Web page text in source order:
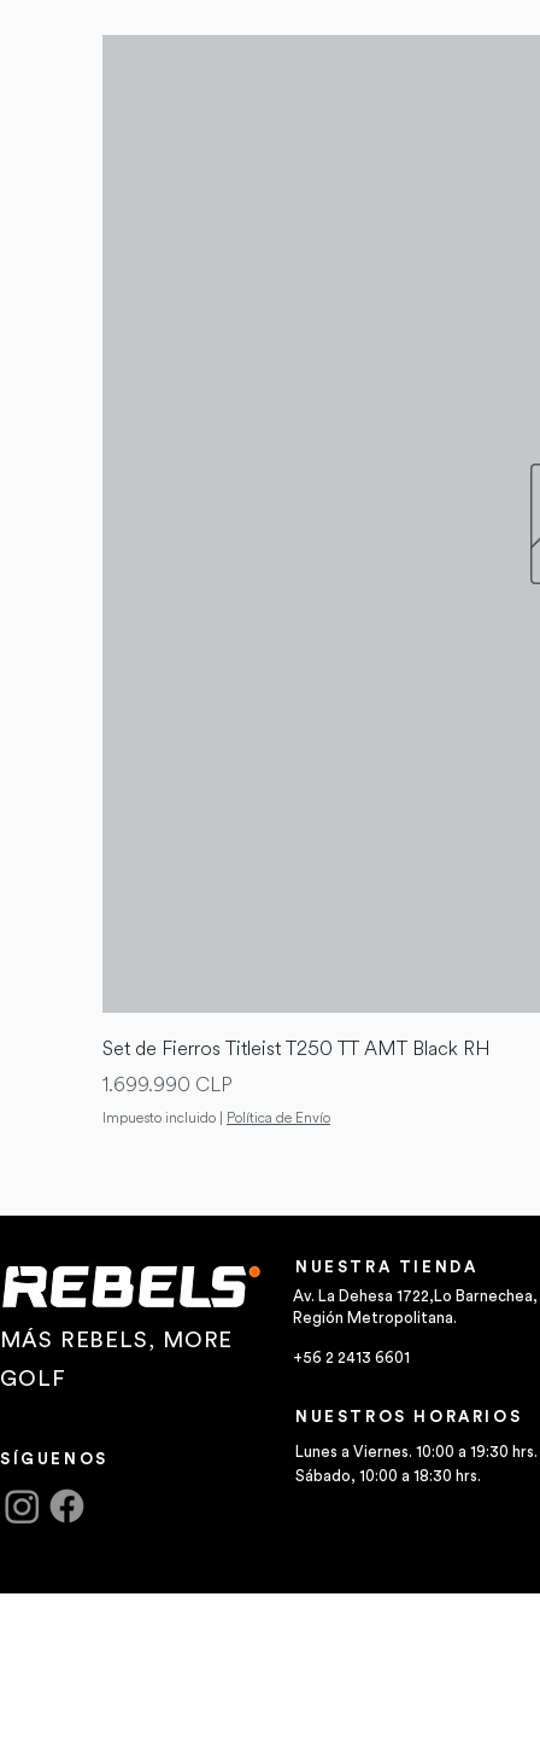
Set de Fierros Titleist T250 TT AMT Black RH
Precio
1.699.990 CLP
Impuesto incluido | Política de Envío
MÁS REBELS, MORE
GOLF
SÍGUENOS
NUESTRA TIENDA
Av. La Dehesa 1722,Lo Barnechea,
Región Metropolitana.
+56 2 2413 6601
NUESTROS HORARIOS
Lunes a Viernes. 10:00 a 19:30 hrs.
Sábado, 10:00 a 18:30 hrs.